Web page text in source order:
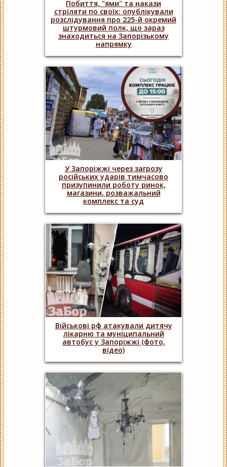
Побиття, "ями" та накази
стріляти по своїх: опублікували
розслідування про 225-й окремий
штурмовий полк, що зараз
знаходиться на Запорізькому
напрямку
У Запоріжжі через загрозу
російських ударів тимчасово
призупинили роботу ринок,
магазини, розважальний
комплекс та суд
Військові рф атакували дитячу
лікарню та муніципальний
автобус у Запоріжжі (фото,
відео)